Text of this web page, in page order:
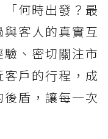
何時出發？最
客人的真實互
、密切關注市
戶的行程，成
盾，讓每一次